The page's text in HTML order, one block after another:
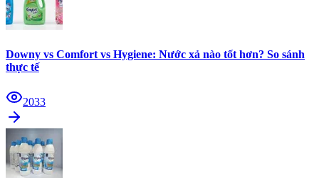
Downy vs Comfort vs Hygiene: Nước xả nào tốt hơn? So sánh
thực tế
2033